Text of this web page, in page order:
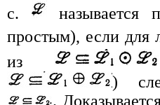
с.
называется
простым), если для
из
)
.